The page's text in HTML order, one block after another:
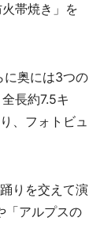
帯焼き」を
奥には3つの
長約7.5キ
、フォトビュ
りを交えて演
「アルプスの